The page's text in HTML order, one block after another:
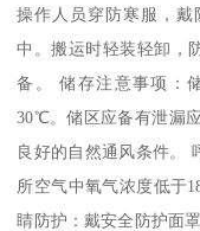
操作人员穿防寒服，
中。搬运时轻装轻卸，
备。 储存注意事项：
30℃。储区应备有泄漏
良好的自然通风条件。
所空气中氧气浓度低于
睛防护：戴安全防护面